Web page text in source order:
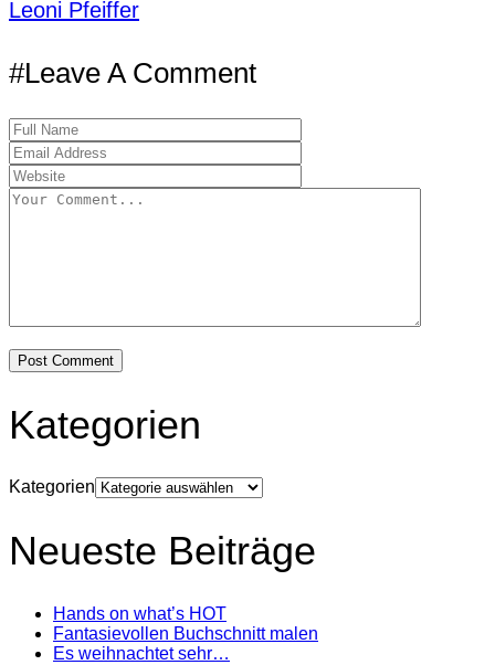
Leoni Pfeiffer
#Leave A Comment
Kategorien
Kategorien
Neueste Beiträge
Hands on what’s HOT
Fantasievollen Buchschnitt malen
Es weihnachtet sehr…